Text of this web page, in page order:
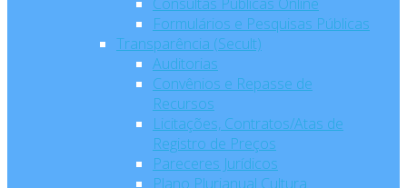
Formulários e Pesquisas Públicas
Transparência (Secult)
Auditorias
Convênios e Repasse de
Recursos
Licitações, Contratos/Atas de
Registro de Preços
Pareceres Jurídicos
Plano Plurianual Cultura